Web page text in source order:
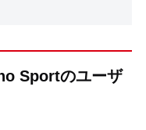
Sportのユーザ